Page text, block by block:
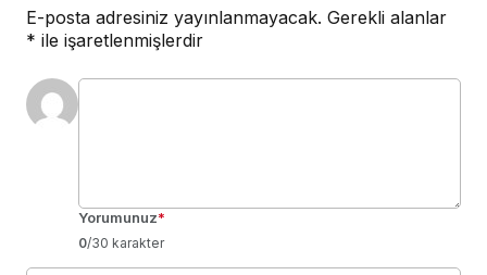
E-posta adresiniz yayınlanmayacak. Gerekli alanlar
* ile işaretlenmişlerdir
Yorumunuz*
0/30 karakter